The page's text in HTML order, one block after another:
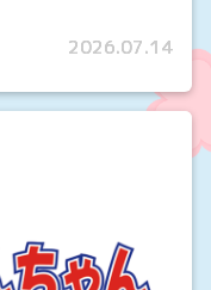
2026.07.14